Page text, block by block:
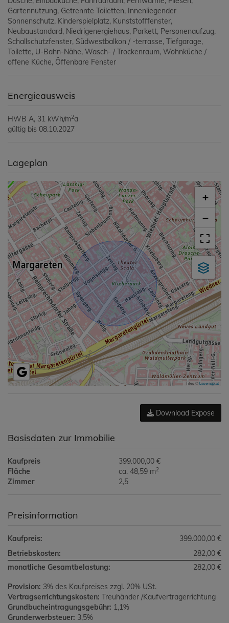
Gartennutzung Getrennte Toiletten
Innenliegender
Sonnenschutz Kinderspielplatz Kunststofffenster
Neubaustandard
Niedrigenergiehaus Parkett Personenaufzug
Schallschutzfenster Südwestbalkon / -terrasse Tiefgarage
Toilette U-Bahn-Nähe Wasch- / Trockenraum Wohnküche /
offene Küche Öffenbare Fenster
Energieausweis
HWB A, 31 kWh/m2a
gültig bis 08.10.2027
Lageplan
+
−
Tiles ©basemap.at
Download Expose
Basisdaten zur Immobilie
Kaufpreis
399.000,00 €
Fläche
ca. 48,59 m2
Zimmer 2,5
Preisinformation
Kaufpreis:
399.000,00 €
Betriebskosten:
282,00 €
monatliche Gesamtbelastung:
282,00 €
Provision: 3% des Kaufpreises zzgl. 20% USt.
Vertragserrichtungskosten: Treuhänder /Kaufvertragerrichtung
Grundbucheintragungsgebühr: 1,1%
Grunderwerbsteuer: 3,5%